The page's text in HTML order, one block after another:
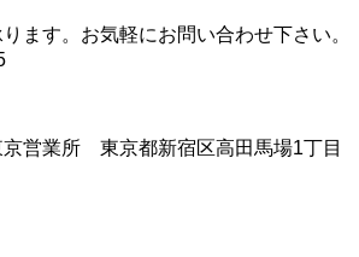
ます。お気軽にお問い合わせ下さい。
営業所 東京都新宿区高田馬場1丁目